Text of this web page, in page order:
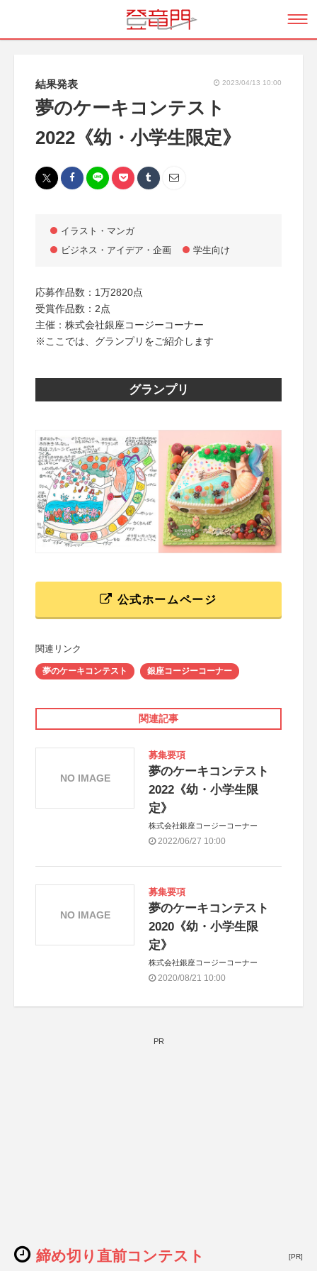
結果発表 2023/04/13 10:00
夢のケーキコンテスト
2022《幼・小学生限定》
イラスト・マンガ
ビジネス・アイデア・企画
学生向け
応募作品数：1万2820点
受賞作品数：2点
主催：株式会社銀座コージーコーナー
※ここでは、グランプリをご紹介します
グランプリ
公式ホームページ
関連リンク
夢のケーキコンテスト 銀座コージーコーナー
関連記事
募集要項
夢のケーキコンテスト
2022《幼・小学生限
定》
株式会社銀座コージーコーナー
2022/06/27 10:00
NO IMAGE
募集要項
夢のケーキコンテスト
2020《幼・小学生限
定》
株式会社銀座コージーコーナー
2020/08/21 10:00
NO IMAGE
PR
締め切り直前コンテスト [PR]